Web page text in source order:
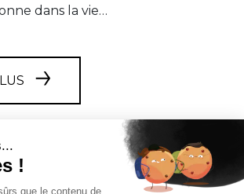
dans la vie…